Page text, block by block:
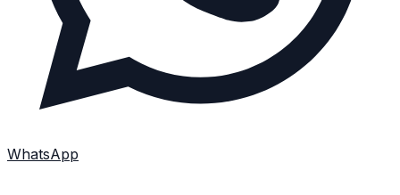
WhatsApp